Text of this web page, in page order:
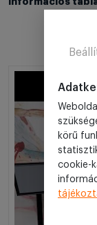
körű
cookie-